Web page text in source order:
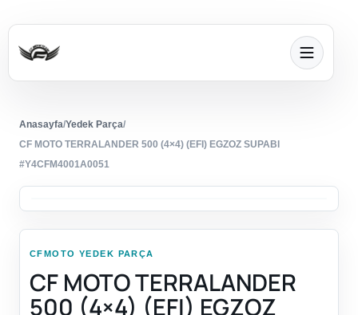
Anasayfa/Yedek Parça/
CF MOTO TERRALANDER 500 (4×4) (EFI) EGZOZ SUPABI
#Y4CFM4001A0051
CFMOTO YEDEK PARÇA
CF MOTO TERRALANDER
500 (4×4) (EFI) EGZOZ